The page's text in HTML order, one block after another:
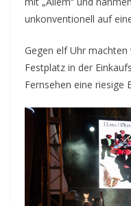
unkonventionell auf
Gegen elf Uhr
Festplatz in der
Fernsehen eine riesige